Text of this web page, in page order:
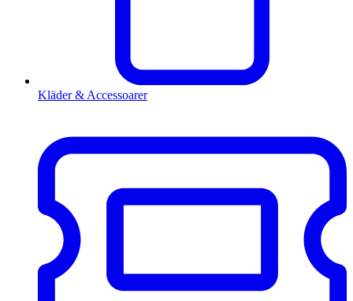
Kläder & Accessoarer